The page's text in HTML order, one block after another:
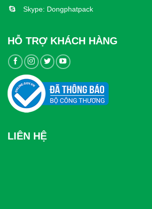
Skype: Dongphatpack
HỖ TRỢ KHÁCH HÀNG
LIÊN HỆ